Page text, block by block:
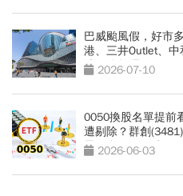
巴威颱風假，好市
港、三井Outlet、
時間總整理
2026-07-10
0050換股名單提前
遭剔除？群創
星，會再漲一波？
2026-06-03